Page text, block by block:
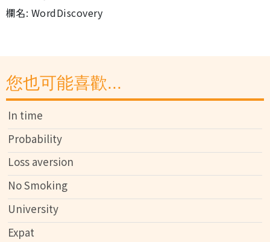
欄名: WordDiscovery
您也可能喜歡...
In time
Probability
Loss aversion
No Smoking
University
Expat